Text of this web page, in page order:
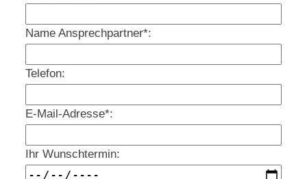
Name Ansprechpartner*:
Telefon:
E-Mail-Adresse*:
Ihr Wunschtermin: